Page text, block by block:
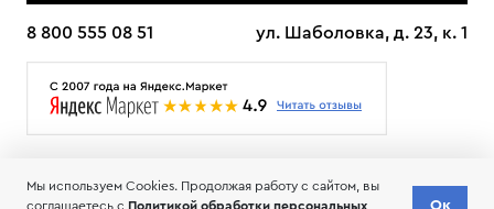
8 800 555 08 51 ул. Шаболовка, д. 23, к. 1
Мы используем Cookies. Продолжая работу с сайтом, вы
соглашаетесь с Политикой обработки персональных Ок